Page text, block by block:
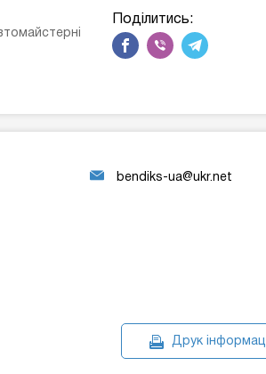
Поділитись:
bendiks-ua@ukr.net
Друк інформації